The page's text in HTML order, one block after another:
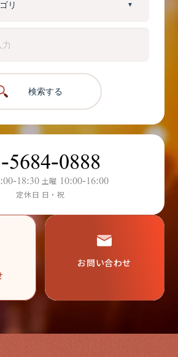
▼
検索する
5684-0888
18:30 土曜 10:00-16:00
定休日 日・祝
お問い合わせ